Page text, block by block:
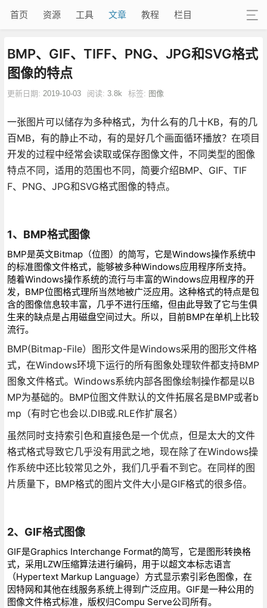
首页 资源 工具 文章 教程 栏目
BMP、GIF、TIFF、PNG、JPG和SVG格式
图像的特点
更新日期: 2019-10-03 阅读: 3.8k 标签: 图像
一张图片可以储存为多种格式，为什么有的几十KB，有的几
百MB，有的静止不动，有的是好几个画面循环播放？在项目
开发的过程中经常会读取或保存图像文件，不同类型的图像
特点不同，适用的范围也不同，简要介绍BMP、GIF、TIF
F、PNG、JPG和SVG格式图像的特点。
1、BMP格式图像
BMP是英文Bitmap（位图）的简写，它是Windows操作系统中
的标准图像文件格式，能够被多种Windows应用程序所支持。
随着Windows操作系统的流行与丰富的Windows应用程序的开
发，BMP位图格式理所当然地被广泛应用。这种格式的特点是包
含的图像信息较丰富，几乎不进行压缩，但由此导致了它与生俱
生来的缺点是占用磁盘空间过大。所以，目前BMP在单机上比较
流行。
BMP(Bitmap-File）图形文件是Windows采用的图形文件格
式，在Windows环境下运行的所有图象处理软件都支持BMP
图象文件格式。Windows系统内部各图像绘制操作都是以B
MP为基础的。BMP位图文件默认的文件拓展名是BMP或者b
mp（有时它也会以.DIB或.RLE作扩展名）
虽然同时支持索引色和直接色是一个优点，但是太大的文件
格式格式导致它几乎没有用武之地，现在除了在Windows操
作系统中还比较常见之外，我们几乎看不到它。在同样的图
片质量下，BMP格式的图片文件大小是GIF格式的很多倍。
2、GIF格式图像
GIF是Graphics Interchange Format的简写，它是图形转换格
式，采用LZW压缩算法进行编码，用于以超文本标志语言
（Hypertext Markup Language）方式显示索引彩色图像，在
因特网和其他在线服务系统上得到广泛应用。GIF是一种公用的
图像文件格式标准，版权归Compu Serve公司所有。